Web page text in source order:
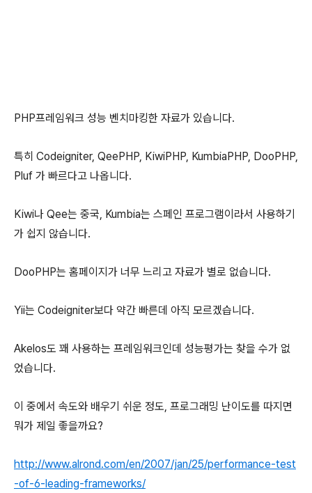
PHP프레임워크 성능 벤치마킹한 자료가 있습니다.
특히 Codeigniter, QeePHP, KiwiPHP, KumbiaPHP, DooPHP,
Pluf 가 빠르다고 나옵니다.
Kiwi나 Qee는 중국, Kumbia는 스페인 프로그램이라서 사용하기
가 쉽지 않습니다.
DooPHP는 홈페이지가 너무 느리고 자료가 별로 없습니다.
Yii는 Codeigniter보다 약간 빠른데 아직 모르겠습니다.
Akelos도 꽤 사용하는 프레임워크인데 성능평가는 찾을 수가 없
었습니다.
이 중에서 속도와 배우기 쉬운 정도, 프로그래밍 난이도를 따지면
뭐가 제일 좋을까요?
http://www.alrond.com/en/2007/jan/25/performance-test
-of-6-leading-frameworks/